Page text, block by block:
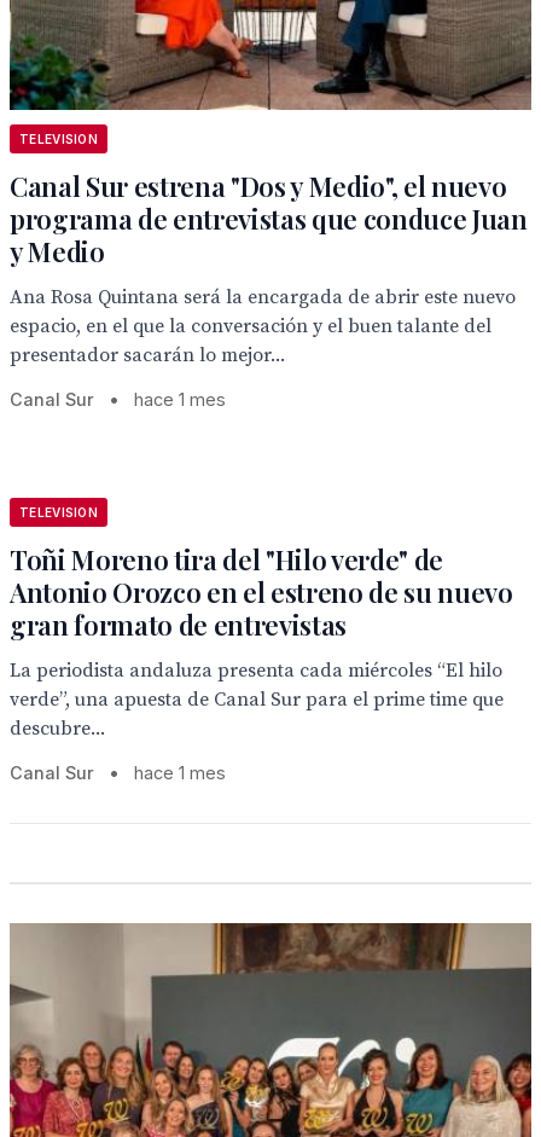
TELEVISION
Canal Sur estrena "Dos y Medio", el nuevo
programa de entrevistas que conduce Juan
y Medio
Ana Rosa Quintana será la encargada de abrir este nuevo
espacio, en el que la conversación y el buen talante del
presentador sacarán lo mejor...
Canal Sur • hace 1 mes
TELEVISION
Toñi Moreno tira del "Hilo verde" de
Antonio Orozco en el estreno de su nuevo
gran formato de entrevistas
La periodista andaluza presenta cada miércoles “El hilo
verde”, una apuesta de Canal Sur para el prime time que
descubre...
Canal Sur • hace 1 mes